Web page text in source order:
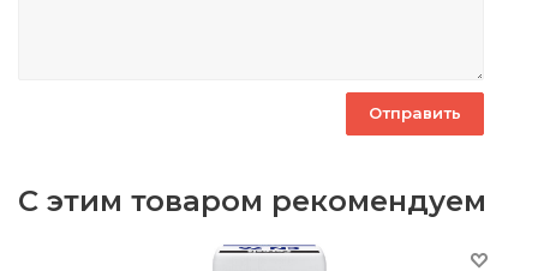
С этим товаром рекомендуем